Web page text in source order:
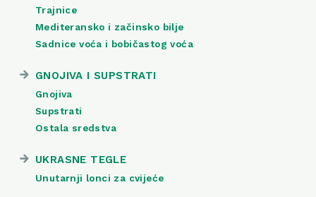
Trajnice
Mediteransko i začinsko bilje
Sadnice voća i bobičastog voća
GNOJIVA I SUPSTRATI
Gnojiva
Supstrati
Ostala sredstva
UKRASNE TEGLE
Unutarnji lonci za cvijeće